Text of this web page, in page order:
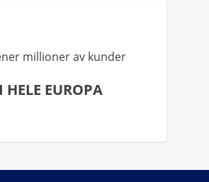
millioner av kunder
I HELE EUROPA